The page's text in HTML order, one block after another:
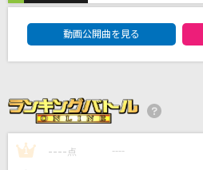
iLiFE!
夏祭り
キミガタメ
Suara
動画公開曲を見る
1 ---- 点 ----